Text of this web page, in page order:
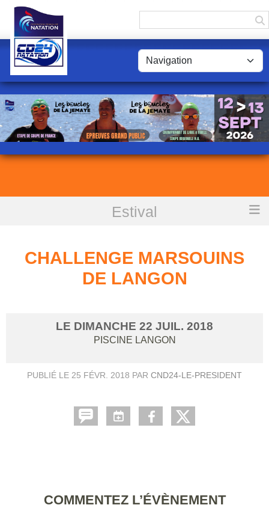
Estival
Challenge Marsouins de langon
CHALLENGE MARSOUINS
DE LANGON
LE DIMANCHE 22 JUIL. 2018
PISCINE LANGON
PUBLIÉ LE 25 FÉVR. 2018 PAR CND24-LE-PRESIDENT
COMMENTEZ L’ÉVÈNEMENT
Panneau de gestion des cookies